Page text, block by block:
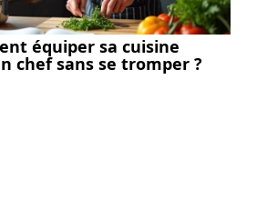
équiper sa cuisine
chef sans se tromper ?